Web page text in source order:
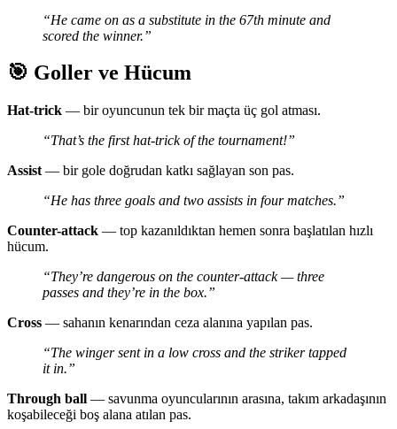
“He came on as a substitute in the 67th minute and
scored the winner.”
🎯 Goller ve Hücum
Hat-trick — bir oyuncunun tek bir maçta üç gol atması.
“That’s the first hat-trick of the tournament!”
Assist — bir gole doğrudan katkı sağlayan son pas.
“He has three goals and two assists in four matches.”
Counter-attack — top kazanıldıktan hemen sonra başlatılan hızlı
hücum.
“They’re dangerous on the counter-attack — three
passes and they’re in the box.”
Cross — sahanın kenarından ceza alanına yapılan pas.
“The winger sent in a low cross and the striker tapped
it in.”
Through ball — savunma oyuncularının arasına, takım arkadaşının
koşabileceği boş alana atılan pas.